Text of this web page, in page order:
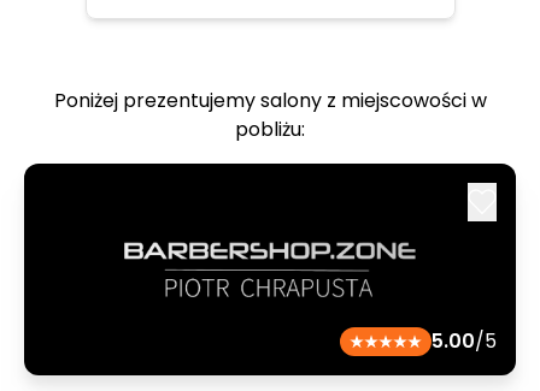
Poniżej prezentujemy salony z miejscowości w
pobliżu:
5.00/5